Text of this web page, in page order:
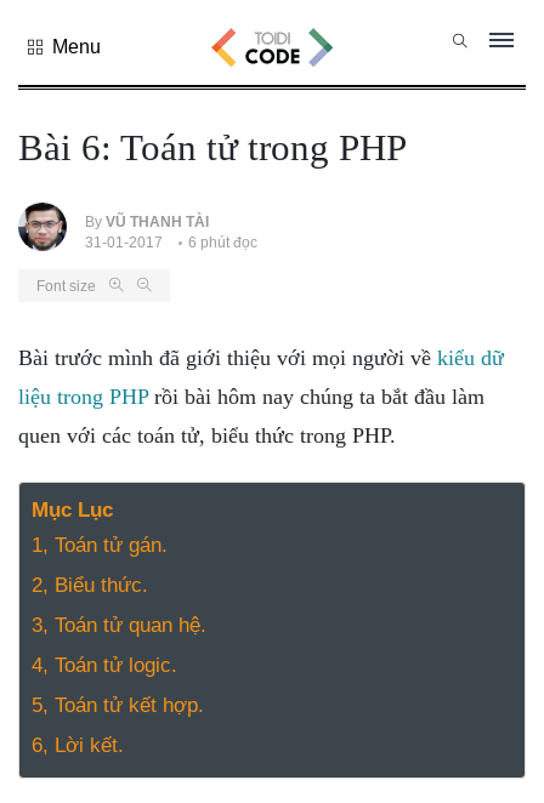
Tất cả
danh mục
PHP
JAVASCRIPT
JAVA CORE
CÔNG
NGHỆ
TOOLS &
REVIEW
TÌM KIẾM
TIN TUYỂN
DỤNG
Menu
Bài 6: Toán tử trong PHP
By VŨ THANH TÀI
31-01-2017
6 phút đọc
Font size
Bài trước mình đã giới thiệu với mọi người về kiểu dữ
liệu trong PHPrồi bài hôm nay chúng ta bắt đầu làm
quen với các toán tử, biểu thức trong PHP.
Mục Lục
1, Toán tử gán.
2, Biểu thức.
3, Toán tử quan hệ.
4, Toán tử logic.
5, Toán tử kết hợp.
6, Lời kết.